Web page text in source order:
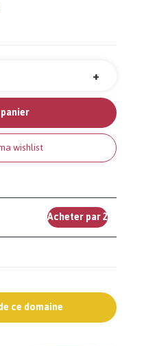
+
wishlist
Acheter par 2
ce domaine